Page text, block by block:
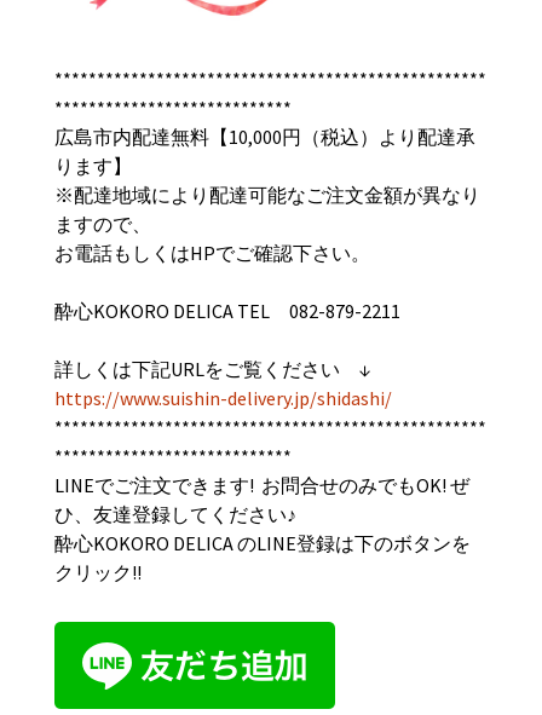
***************************************************
****************************
広島市内配達無料【10,000円（税込）より配達承
ります】
※配達地域により配達可能なご注文金額が異なり
ますので、
お電話もしくはHPでご確認下さい。
酔心KOKORO DELICA TEL 082-879-2211
詳しくは下記URLをご覧ください ↓
https://www.suishin-delivery.jp/shidashi/
***************************************************
****************************
LINEでご注文できます! お問合せのみでもOK! ぜ
ひ、友達登録してください♪
酔心KOKORO DELICAのLINE登録は下のボタンを
クリック!!